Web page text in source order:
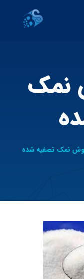
نمک
نمک تصفیه شده